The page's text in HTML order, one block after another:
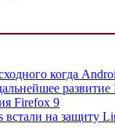
когда
развитие
Firefox 9
встали на защиту